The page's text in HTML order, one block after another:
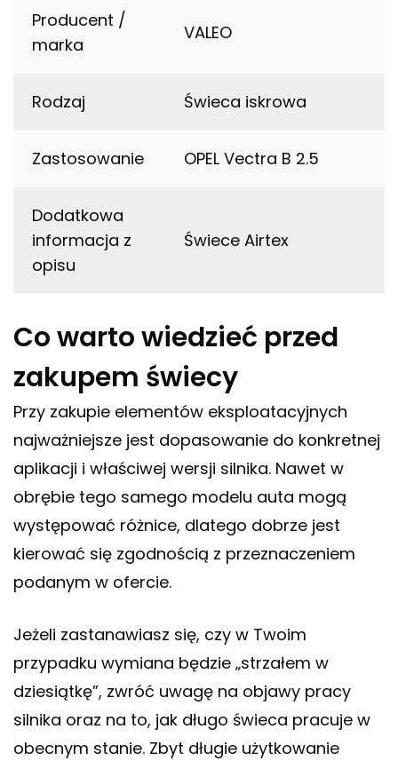
Producent /
marka
VALEO
Rodzaj Świeca iskrowa
Zastosowanie OPEL Vectra B 2.5
Dodatkowa
informacja z
opisu
Świece Airtex
Co warto wiedzieć przed
zakupem świecy
Przy zakupie elementów eksploatacyjnych
najważniejsze jest dopasowanie do konkretnej
aplikacji i właściwej wersji silnika. Nawet w
obrębie tego samego modelu auta mogą
występować różnice, dlatego dobrze jest
kierować się zgodnością z przeznaczeniem
podanym w ofercie.
Jeżeli zastanawiasz się, czy w Twoim
przypadku wymiana będzie „strzałem w
dziesiątkę”, zwróć uwagę na objawy pracy
silnika oraz na to, jak długo świeca pracuje w
obecnym stanie. Zbyt długie użytkowanie